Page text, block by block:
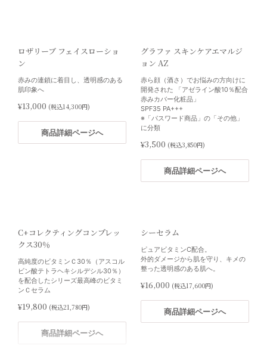
¥10,000 (税込11,000円)
商品詳細ページへ
ACクリアジェル
うるおす・防ぐ・整えるトータルケ
ア
商品詳細ページへ
にきび対策セット 10％OFF
・ANUA 高配合 総合ビタミン（水溶
性）：180粒
・ANUA ヘム鉄：180粒
・ANUA 亜鉛＆銅：120粒
・ANUA 乳酸菌 PROBIO MIX：90粒
・サンファイバープラス：30包
分類
¥27,261
クリニック対面販売
DRX® VCコンセントレート
15b
高濃度ビタミンC配合美容液
¥4,500(税込4,950円)
クリニック対面販売
ロザリーブ フェイスローショ
ン
赤みの連鎖に着目し、透明感のある
肌印象へ
¥13,000 (税込14,300円)
商品詳細ページへ
グラファ スキンケアエマルジ
ョン AZ
赤ら顔（酒さ）でお悩みの方向けに
開発された 「アゼライン酸10％配合
赤みカバー化粧品」
SPF35 PA+++
※「パスワード商品」の「その他」
に分類
¥3,500 (税込3,850円)
商品詳細ページへ
C+コレクティングコンプレッ
クス30％
高純度のビタミンＣ30％（アスコル
ビン酸テトラヘキシルデシル30％）
を配合したシリーズ最高峰のビタミ
ンＣセラム
¥19,800 (税込21,780円)
商品詳細ページへ
シーセラム
ピュアビタミンC配合。
外的ダメージから肌を守り、キメの
整った透明感のある肌へ。
¥16,000 (税込17,600円)
商品詳細ページへ